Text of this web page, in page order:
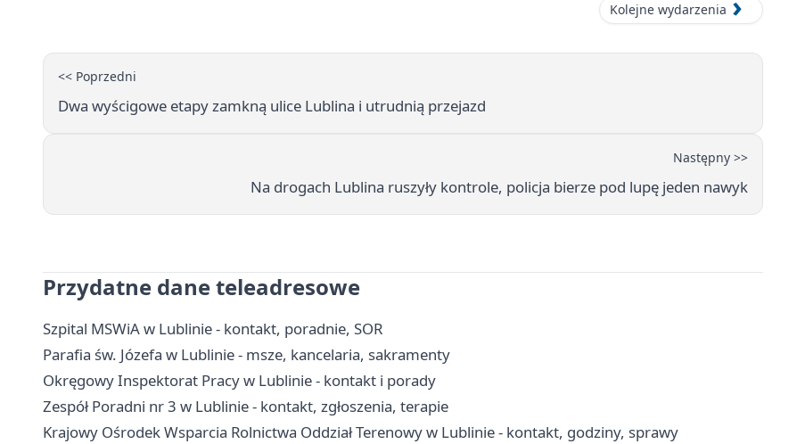
Kolejne wydarzenia
<< Poprzedni
Dwa wyścigowe etapy zamkną ulice Lublina i utrudnią przejazd
Następny >>
Na drogach Lublina ruszyły kontrole, policja bierze pod lupę jeden nawyk
Przydatne dane teleadresowe
Szpital MSWiA w Lublinie - kontakt, poradnie, SOR
Parafia św. Józefa w Lublinie - msze, kancelaria, sakramenty
Okręgowy Inspektorat Pracy w Lublinie - kontakt i porady
Zespół Poradni nr 3 w Lublinie - kontakt, zgłoszenia, terapie
Krajowy Ośrodek Wsparcia Rolnictwa Oddział Terenowy w Lublinie - kontakt, godziny, sprawy